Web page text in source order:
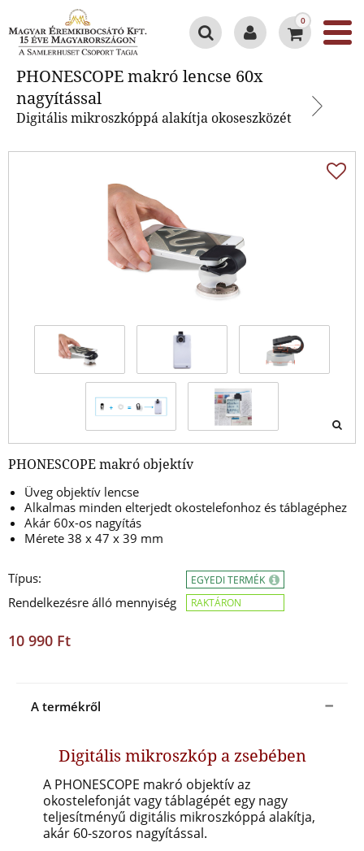
0
PHONESCOPE makró lencse 60x
nagyítással
Digitális mikroszkóppá alakítja okoseszközét
PHONESCOPE makró objektív
Üveg objektív lencse
Alkalmas minden elterjedt okostelefonhoz és táblagéphez
Akár 60x-os nagyítás
Mérete 38 x 47 x 39 mm
Típus:
Rendelkezésre álló mennyiség
EGYEDI TERMÉK
RAKTÁRON
10 990 Ft
A termékről
Digitális mikroszkóp a zsebében
A PHONESCOPE makró objektív az
okostelefonját vagy táblagépét egy nagy
teljesítményű digitális mikroszkóppá alakítja,
akár 60-szoros nagyítással.
PHONESCOPE makró lencse 60x
nagyítással